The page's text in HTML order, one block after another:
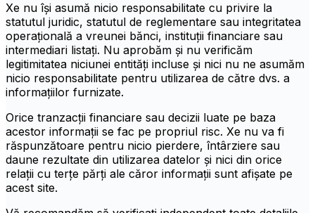
Xe nu își asumă nicio responsabilitate cu privire la
statutul juridic, statutul de reglementare sau integritatea
operațională a vreunei bănci, instituții financiare sau
intermediari listați. Nu aprobăm și nu verificăm
legitimitatea niciunei entități incluse și nici nu ne asumăm
nicio responsabilitate pentru utilizarea de către dvs. a
informațiilor furnizate.
Orice tranzacții financiare sau decizii luate pe baza
acestor informații se fac pe propriul risc. Xe nu va fi
răspunzătoare pentru nicio pierdere, întârziere sau
daune rezultate din utilizarea datelor și nici din orice
relații cu terțe părți ale căror informații sunt afișate pe
acest site.